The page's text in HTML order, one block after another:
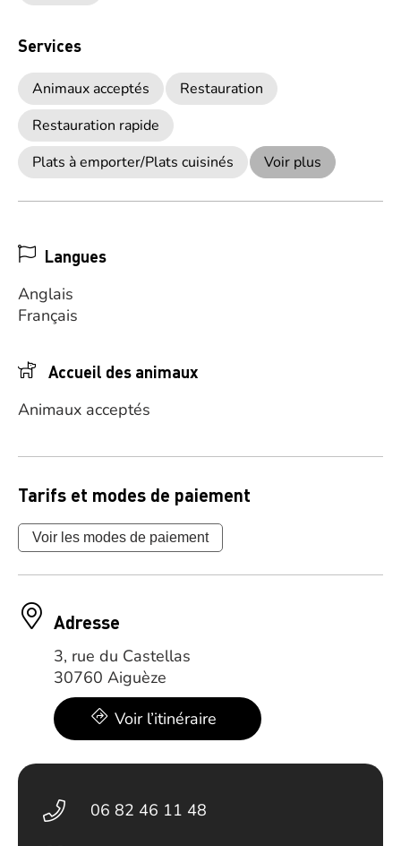
Services
Animaux acceptés
Restauration
Restauration rapide
Plats à emporter/Plats cuisinés
Voir plus
Langues
Anglais
Français
Accueil des animaux
Animaux acceptés
Tarifs et modes de paiement
Voir les modes de paiement
Adresse
3, rue du Castellas
30760 Aiguèze
Voir l’itinéraire
06 82 46 11 48